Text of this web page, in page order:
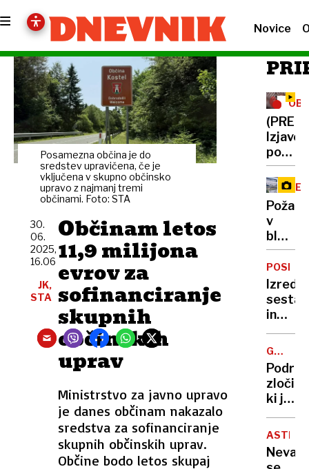
Novice
Posamezna občina je do
sredstev upravičena, če je
vključena v skupno občinsko
upravo z najmanj tremi
občinami. Foto: STA
Občinam letos
11,9 milijona
evrov za
sofinanciranje
skupnih
občinskih
uprav
Ministrstvo za javno upravo
je danes občinam nakazalo
sredstva za sofinanciranje
skupnih občinskih uprav.
Občine bodo letos skupaj
30.
06.
2025,
16.06
JK,
STA
Izjave
po
vrhu
o
za
orožje
Požar
v
bloku
terjal
kot
bi v
POSKUS
Izredni
in
Kaj
se
zgodi,
ko
UMOR
ki je
Z